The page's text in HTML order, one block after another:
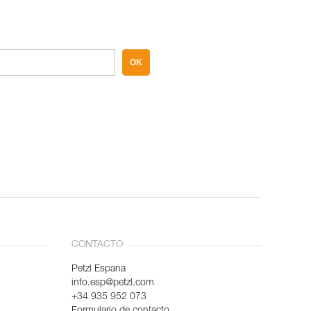
OK
CONTACTO
Petzl Espana
info.esp@petzl.com
+34 935 952 073